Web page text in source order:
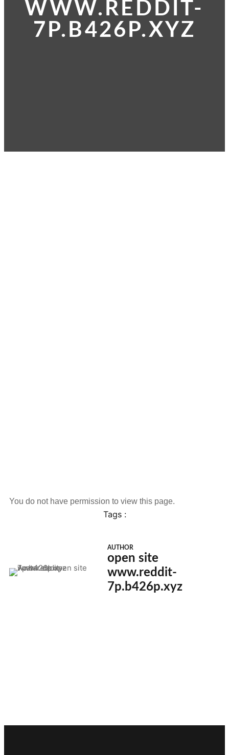
WWW.REDDIT-
7P.B426P.XYZ
You do not have permission to view this page.
Tags :
AUTHOR
open site
www.reddit-
7p.b426p.xyz